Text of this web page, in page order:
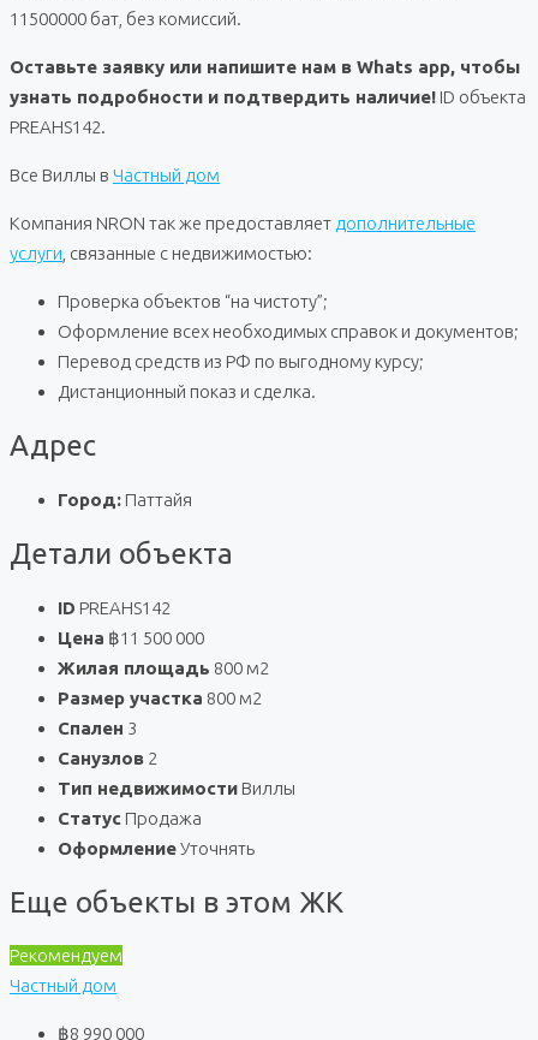
11500000 бат, без комиссий.
Оставьте заявку или напишите нам в Whats app, чтобы
узнать подробности и подтвердить наличие! ID объекта
PREAHS142.
Все Виллы в Частный дом
Компания NRON так же предоставляет дополнительные
услуги , связанные с недвижимостью:
Проверка объектов “на чистоту”;
Оформление всех необходимых справок и документов;
Перевод средств из РФ по выгодному курсу;
Дистанционный показ и сделка.
Адрес
Город: Паттайя
Детали объекта
ID PREAHS142
Цена ฿11 500 000
Жилая площадь 800 м2
Размер участка 800 м2
Спален 3
Санузлов 2
Тип недвижимости Виллы
Статус Продажа
ОформлениеУточнять
Еще объекты в этом ЖК
Рекомендуем
Частный дом
฿8 990 000